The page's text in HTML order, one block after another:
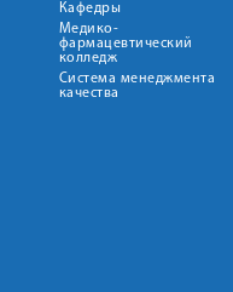
Кафедры
Медико-
фармацевтический
колледж
Система менеджмента
качества